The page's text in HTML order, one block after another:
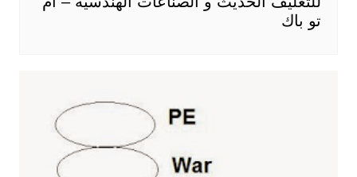
تو باك